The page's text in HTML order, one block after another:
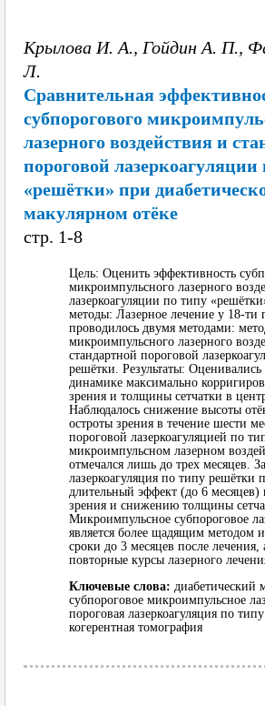
Крылова И. А., Гойдин А. П.,
Л.
Сравнительная
субпорогового
лазерного воздействия и
пороговой лазеркоагуляции
«решётки» при
макулярном отёке
cтр. 1-8
Цель: Оценить эффективность
микроимпульсного лазерного
лазеркоагуляции по типу
методы: Лазерное лечение у 18-ти
проводилось двумя методами:
микроимпульсного лазерного
стандартной пороговой
решётки. Результаты: Оценивались
динамике максимально
зрения и толщины сетчатки в
Наблюдалось снижение высоты
остроты зрения в течение шести
пороговой лазеркоагуляцией по
микроимпульсном лазерном
отмечался лишь до трех месяцев.
лазеркоагуляция по типу решётки
длительный эффект (до 6
зрения и снижению толщины
Микроимпульсное субпороговое
является более щадящим методом
сроки до 3 месяцев после лечения,
повторные курсы лазерного
Ключевые слова: диабетический
субпороговое микроимпульсное
пороговая лазеркоагуляция по
когерентная томография